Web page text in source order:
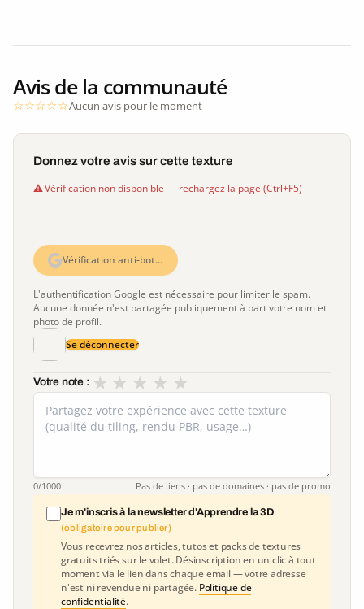
Avis de la communauté
Aucun avis pour le moment
Donnez votre avis sur cette texture
Vérification non disponible — rechargez la page (Ctrl+F5)
Vérification anti-bot…
L'authentification Google est nécessaire pour limiter le spam.
Aucune donnée n'est partagée publiquement à part votre nom et
photo de profil.
Se déconnecter
Votre note : ★
★
★
★
★
0/1000 Pas de liens · pas de domaines · pas de promo
Je m'inscris à la newsletter d'Apprendre la 3D
(obligatoire pour publier)
Vous recevrez nos articles, tutos et packs de textures
gratuits triés sur le volet. Désinscription en un clic à tout
moment via le lien dans chaque email — votre adresse
n'est ni revendue ni partagée. Politique de
confidentialité.